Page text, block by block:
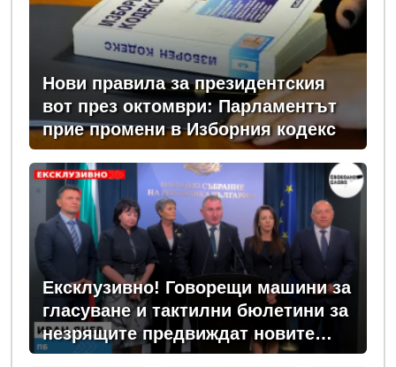
Нови правила за президентския
вот през октомври: Парламентът
прие промени в Изборния кодекс
Ексклузивно! Говорещи машини за
гласуване и тактилни бюлетини за
незрящите предвиждат новите
изборни правила! (ВИДЕО)